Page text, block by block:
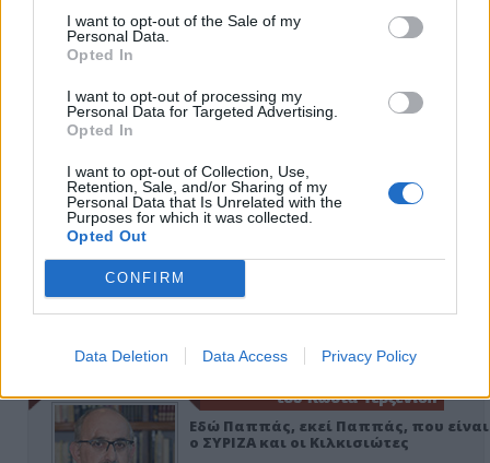
I want to opt-out of the Sale of my
Personal Data.
Opted In
I want to opt-out of processing my
Personal Data for Targeted Advertising.
Opted In
I want to opt-out of Collection, Use,
Retention, Sale, and/or Sharing of my
Personal Data that Is Unrelated with the
Purposes for which it was collected.
Opted Out
CONFIRM
Data Deletion Data Access Privacy Policy
Εδώ Παππάς, εκεί Παππάς, που είναι
ο ΣΥΡΙΖΑ και οι Κιλκισιώτες